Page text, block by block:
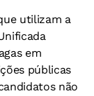
utilizam a
em
públicas
não